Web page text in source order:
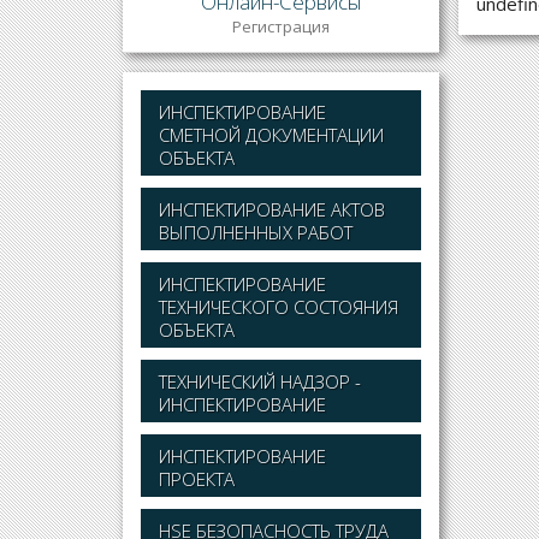
Регистрация
ИНСПЕКТИРОВАНИЕ
СМЕТНОЙ ДОКУМЕНТАЦИИ
ОБЪЕКТА
ИНСПЕКТИРОВАНИЕ АКТОВ
ВЫПОЛНЕННЫХ РАБОТ
ИНСПЕКТИРОВАНИЕ
ТЕХНИЧЕСКОГО СОСТОЯНИЯ
ОБЪЕКТА
ТЕХНИЧЕСКИЙ НАДЗОР -
ИНСПЕКТИРОВАНИЕ
ИНСПЕКТИРОВАНИЕ
ПРОЕКТА
HSE БЕЗОПАСНОСТЬ ТРУДА